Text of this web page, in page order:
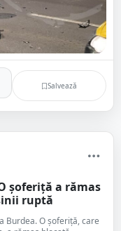
Salvează
șoferiță a rămas
ruptă
Burdea. O șoferiță, care